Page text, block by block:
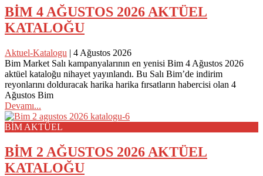
BİM 4 AĞUSTOS 2026 AKTÜEL
KATALOĞU
Aktuel-Katalogu | 4 Ağustos 2026
Bim Market Salı kampanyalarının en yenisi Bim 4 Ağustos 2026
aktüel kataloğu nihayet yayınlandı. Bu Salı Bim’de indirim
reyonlarını dolduracak harika harika fırsatların habercisi olan 4
Ağustos Bim
Devamı...
BİM AKTÜEL
BİM 2 AĞUSTOS 2026 AKTÜEL
KATALOĞU